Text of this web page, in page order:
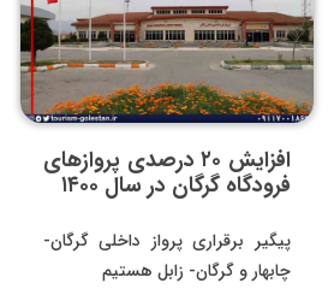
افزایش ۲۰ درصدی پروازهای
فرودگاه گرگان در سال ۱۴۰۰
پیگیر برقراری پرواز داخلی گرگان-
چابهار و گرگان- زابل هستیم